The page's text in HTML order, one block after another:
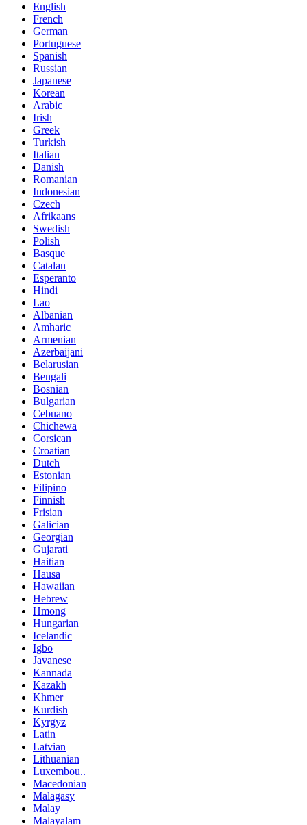
English
French
German
Portuguese
Spanish
Russian
Japanese
Korean
Arabic
Irish
Greek
Turkish
Italian
Danish
Romanian
Indonesian
Czech
Afrikaans
Swedish
Polish
Basque
Catalan
Esperanto
Hindi
Lao
Albanian
Amharic
Armenian
Azerbaijani
Belarusian
Bengali
Bosnian
Bulgarian
Cebuano
Chichewa
Corsican
Croatian
Dutch
Estonian
Filipino
Finnish
Frisian
Galician
Georgian
Gujarati
Haitian
Hausa
Hawaiian
Hebrew
Hmong
Hungarian
Icelandic
Igbo
Javanese
Kannada
Kazakh
Khmer
Kurdish
Kyrgyz
Latin
Latvian
Lithuanian
Luxembou..
Macedonian
Malagasy
Malay
Malayalam